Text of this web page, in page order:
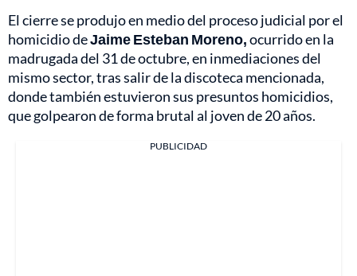
El cierre se produjo en medio del proceso judicial por el
homicidio deJaime Esteban Moreno,ocurrido en la
madrugada del 31 de octubre, en inmediaciones del
mismo sector, tras salir de la discoteca mencionada,
donde también estuvieron sus presuntos homicidios,
que golpearon de forma brutal al joven de 20 años.
PUBLICIDAD